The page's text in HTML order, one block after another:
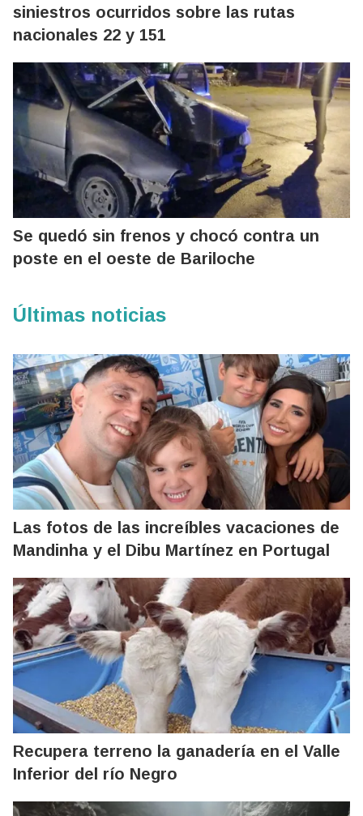
siniestros ocurridos sobre las rutas
nacionales 22 y 151
Se quedó sin frenos y chocó contra un
poste en el oeste de Bariloche
Últimas noticias
Las fotos de las increíbles vacaciones de
Mandinha y el Dibu Martínez en Portugal
Recupera terreno la ganadería en el Valle
Inferior del río Negro